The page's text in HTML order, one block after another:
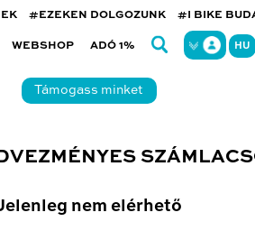
#EZEKEN DOLGOZUNK #I BIKE
WEBSHOP ADÓ 1% HU
Támogass minket
nem elérhető